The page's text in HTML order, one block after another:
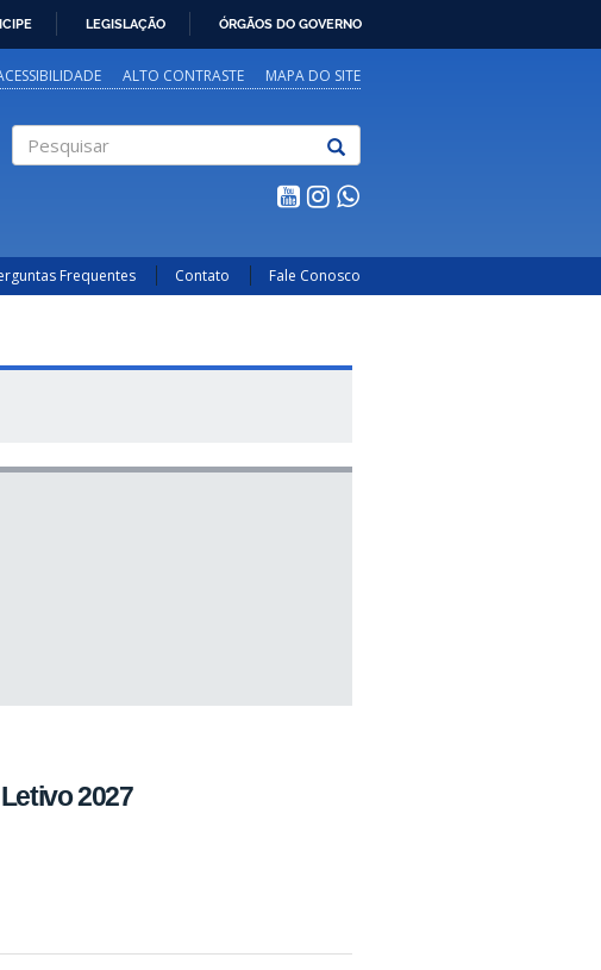
LEGISLAÇÃO ÓRGÃOS DO GOVERNO
ALTO CONTRASTE MAPA DO SITE
Frequentes Contato Fale Conosco
2027